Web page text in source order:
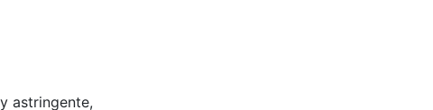
astringente,